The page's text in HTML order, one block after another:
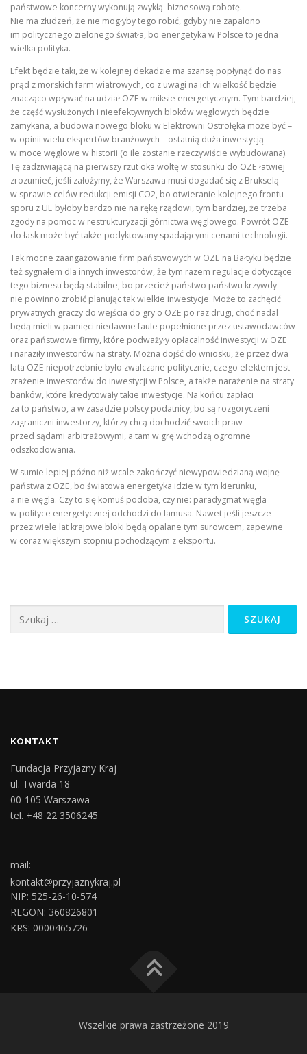
państwowe koncerny wykonują zwykłą biznesową robotę.
Nie ma złudzeń, że nie mogłyby tego robić, gdyby nie zapalono
im politycznego zielonego światła, bo energetyka w Polsce to jedna
wielka polityka.
Efekt będzie taki, że w kolejnej dekadzie ma szansę popłynąć do nas
prąd z morskich farm wiatrowych, co z uwagi na ich wielkość będzie
znacząco wpływać na udział OZE w miksie energetycznym. Tym bardziej,
że część wysłużonych i nieefektywnych bloków węglowych będzie
zamykana, a budowa nowego bloku w Elektrowni Ostrołęka może być –
w opinii wielu ekspertów branżowych – ostatnią duża inwestycją
w moce węglowe w historii (o ile zostanie rzeczywiście wybudowana).
Tę zadziwiającą na pierwszy rzut oka woltę w stosunku do OZE łatwiej
zrozumieć, jeśli założymy, że Warszawa musi dogadać się z Brukselą
w sprawie celów redukcji emisji CO2, bo otwieranie kolejnego frontu
sporu z UE byłoby bardzo nie na rękę rządowi, tym bardziej, że trzeba
zgody na pomoc w restrukturyzacji górnictwa węglowego. Powrót OZE
do łask może być także podyktowany spadającymi cenami technologii.
Tak mocne zaangażowanie firm państwowych w OZE na Bałtyku będzie
też sygnałem dla innych inwestorów, że tym razem regulacje dotyczące
tego biznesu będą stabilne, bo przecież państwo państwu krzywdy
nie powinno zrobić planując tak wielkie inwestycje. Może to zachęcić
prywatnych graczy do wejścia do gry o OZE po raz drugi, choć nadal
będą mieli w pamięci niedawne faule popełnione przez ustawodawców
oraz państwowe firmy, które podważyły opłacalność inwestycji w OZE
i naraziły inwestorów na straty. Można dojść do wniosku, że przez dwa
lata OZE niepotrzebnie było zwalczane politycznie, czego efektem jest
zrażenie inwestorów do inwestycji w Polsce, a także narażenie na straty
banków, które kredytowały takie inwestycje. Na końcu zapłaci
za to państwo, a w zasadzie polscy podatnicy, bo są rozgoryczeni
zagraniczni inwestorzy, którzy chcą dochodzić swoich praw
przed sądami arbitrażowymi, a tam w grę wchodzą ogromne
odszkodowania.
W sumie lepiej późno niż wcale zakończyć niewypowiedzianą wojnę
państwa z OZE, bo światowa energetyka idzie w tym kierunku,
a nie węgla. Czy to się komuś podoba, czy nie: paradygmat węgla
w polityce energetycznej odchodzi do lamusa. Nawet jeśli jeszcze
przez wiele lat krajowe bloki będą opalane tym surowcem, zapewne
w coraz większym stopniu pochodzącym z eksportu.
KONTAKT
Fundacja Przyjazny Kraj
ul. Twarda 18
00-105 Warszawa
tel. +48 22 3506245
mail:
kontakt@przyjaznykraj.pl
NIP: 525-26-10-574
REGON: 360826801
KRS: 0000465726
Wszelkie prawa zastrzeżone 2019